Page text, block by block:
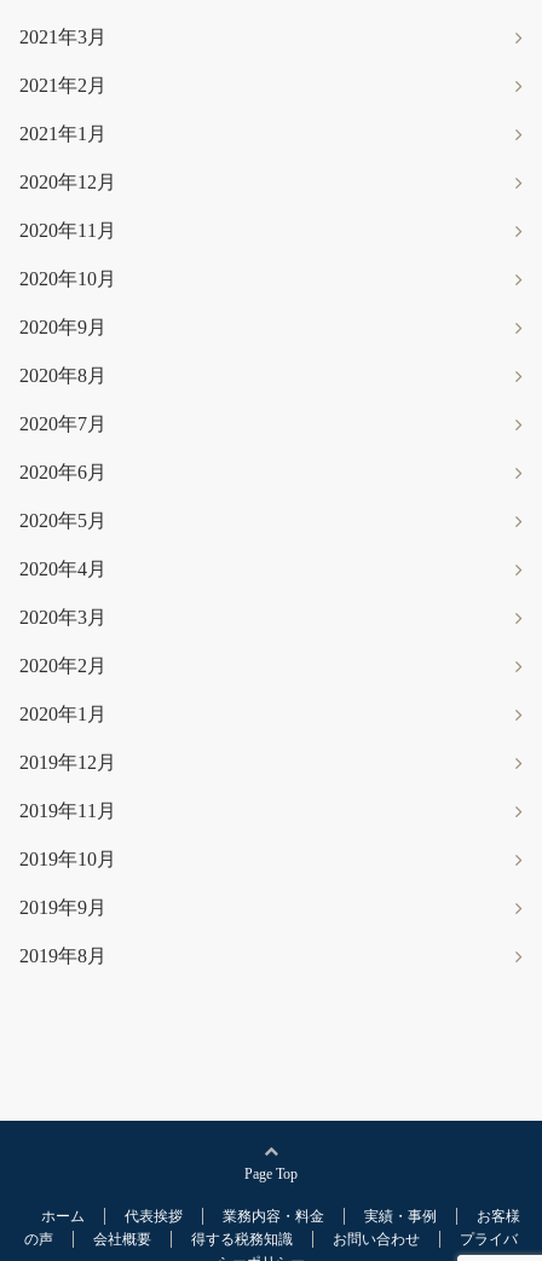
2021年3月
2021年2月
2021年1月
2020年12月
2020年11月
2020年10月
2020年9月
2020年8月
2020年7月
2020年6月
2020年5月
2020年4月
2020年3月
2020年2月
2020年1月
2019年12月
2019年11月
2019年10月
2019年9月
2019年8月
Page Top
ホーム 代表挨拶 業務内容・料金 実績・事例
お客様
の声
会社概要 得する税務知識 お問い合わせ
プライバ